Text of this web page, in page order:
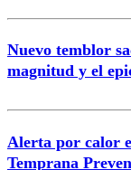
Nuevo temblor
magnitud y el
Alerta por calor
Temprana